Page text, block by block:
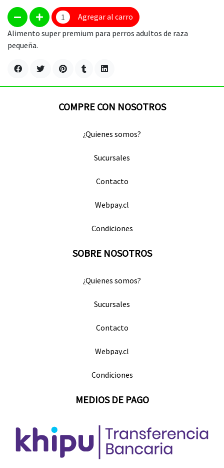
Agregar al carro
Alimento super premium para perros adultos de raza
pequeña.
COMPRE CON NOSOTROS
¿Quienes somos?
Sucursales
Contacto
Webpay.cl
Condiciones
SOBRE NOSOTROS
¿Quienes somos?
Sucursales
Contacto
Webpay.cl
Condiciones
MEDIOS DE PAGO